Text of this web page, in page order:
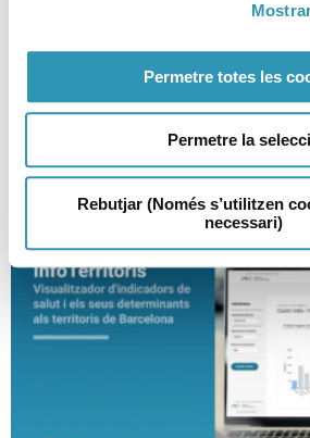
Permetre totes les
Permetre la
Rebutjar (Només s’utilitzen
necessari)
promoción de la
escuela en Barcelona
ENTORNOS